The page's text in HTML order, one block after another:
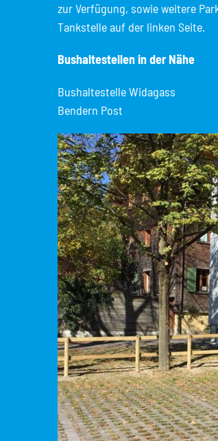
zur Verfügung, sowie weitere
Tankstelle auf der linken Seite.
Bushaltestellen in der Nähe
Bushaltestelle Widagass
Bendern Post